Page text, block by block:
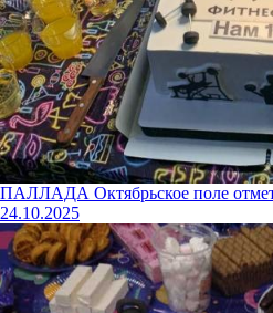
ПАЛЛАДА Октябрьское поле
24.10.2025